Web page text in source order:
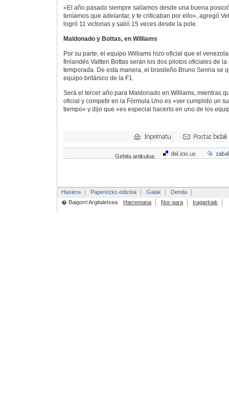
«El año pasado siempre salíamos desde una buena
teníamos que adelantar, y te criticaban por ello», agregó
logró 11 victorias y salió 15 veces desde la pole.
Maldonado y Bottas, en Williams
Por su parte, el equipo Williams hizo oficial que el
finlandés Valtteri Bottas serán los dos pilotos oficiales de
temporada. De esta manera, el brasileño Bruno Senna se
equipo británico de la F1.
Será el tercer año para Maldonado en Williams, mientras
oficial y competir en la Fórmula Uno es «ver cumplido un
tiempo» y dijo que «es especial hacerlo en uno de los
Gehitu artikuloa:
Hasiera Paperezko edizioa Gaiak
Denda
� Baigorri Argitaletxea
Harremana Nor gara Iragarkiak